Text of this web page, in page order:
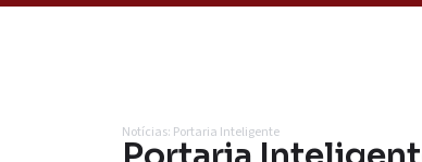
Notícias: Portaria Inteligente